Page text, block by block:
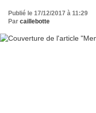
Publié le 17/12/2017 à 11:29
Par caillebotte